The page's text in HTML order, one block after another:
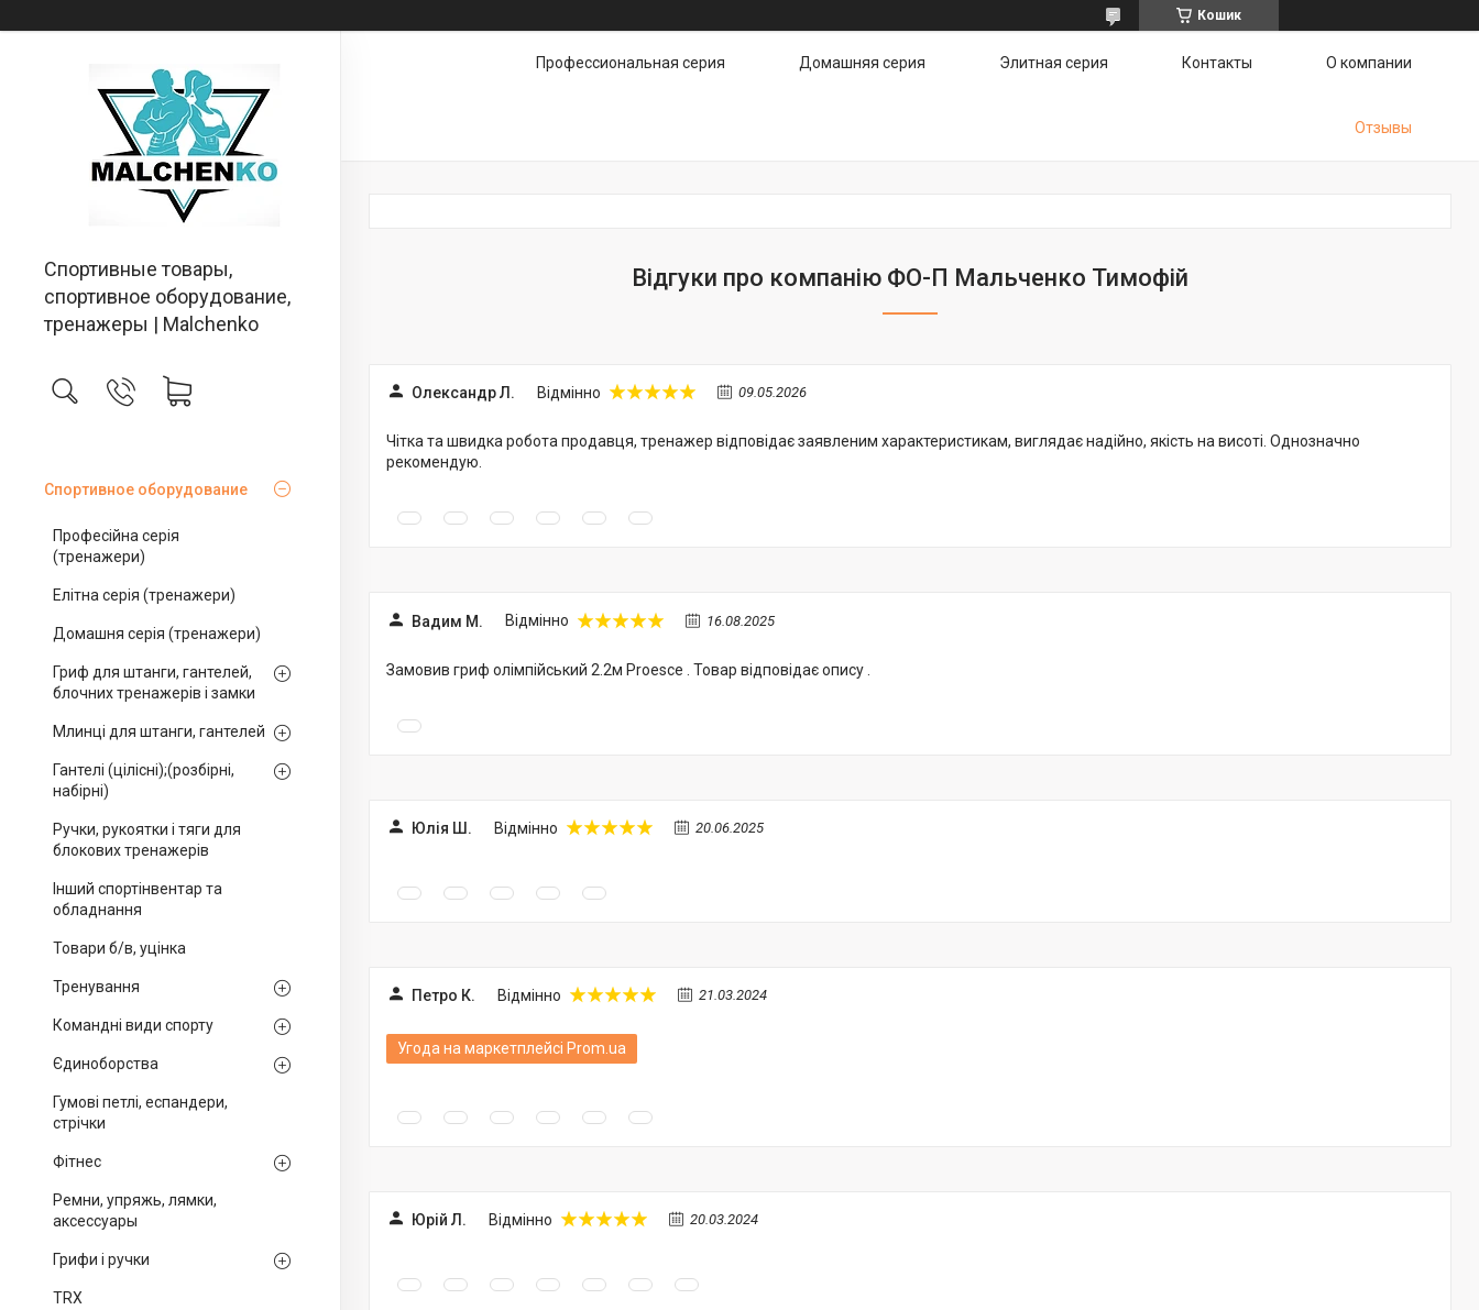
Кошик
Спортивные товары,
спортивное оборудование,
тренажеры | Malchenko
Спортивное оборудование
Професійна серія
(тренажери)
Елітна серія (тренажери)
Домашня серія (тренажери)
Гриф для штанги, гантелей,
блочних тренажерів і замки
Млинці для штанги, гантелей
Гантелі (цілісні);(розбірні,
набірні)
Ручки, рукоятки і тяги для
блокових тренажерів
Інший спортінвентар та
обладнання
Товари б/в, уцінка
Тренування
Командні види спорту
Єдиноборства
Гумові петлі, еспандери,
стрічки
Фітнес
Ремни, упряжь, лямки,
аксессуары
Грифи і ручки
TRX
Профессиональная серия Домашняя серия Элитная серия Контакты О компании
Отзывы
Відгуки про компанію ФО-П Мальченко Тимофій
Олександр Л. Відмінно 09.05.2026
Чітка та швидка робота продавця, тренажер відповідає заявленим характеристикам, виглядає надійно, якість на висоті. Однозначно
рекомендую.
Вадим М. Відмінно 16.08.2025
Замовив гриф олімпійський 2.2м Proesce . Товар відповідає опису .
Юлія Ш. Відмінно 20.06.2025
Петро К. Відмінно 21.03.2024
Угода на маркетплейсі Prom.ua
Юрій Л. Відмінно 20.03.2024